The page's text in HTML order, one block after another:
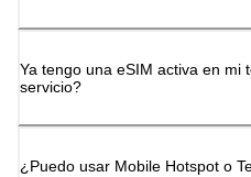
Ya tengo una eSIM activa en mi
servicio?
¿Puedo usar Mobile Hotspot o